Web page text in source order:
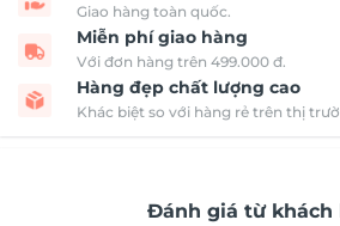
Giao hàng toàn quốc.
Miễn phí giao hàng
Với đơn hàng trên 499.000 đ.
Hàng đẹp chất lượng cao
Khác biệt so với hàng rẻ trên thị
Đánh giá từ khách